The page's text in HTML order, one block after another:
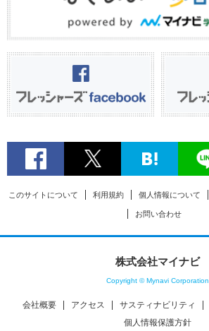
このサイトについて 利用規約 個人情報について
お問い合わせ
株式会社マイナビ
Copyright © Mynavi Corporation
会社概要 アクセス サスティナビリティ
個人情報保護方針